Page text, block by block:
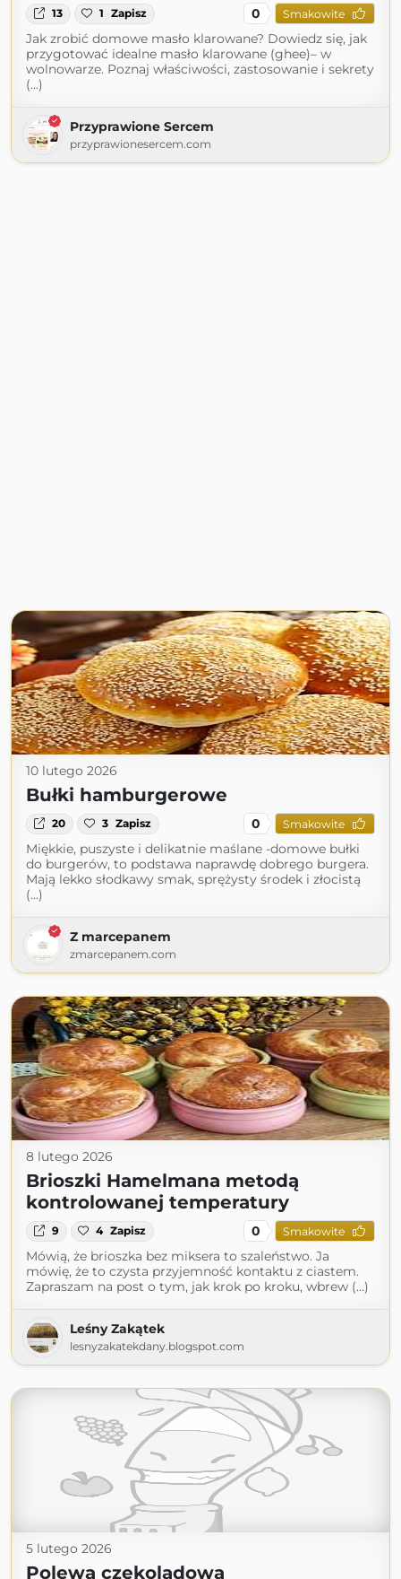
13 1 Zapisz 0 Smakowite
Jak zrobić domowe masło klarowane? Dowiedz się, jak
przygotować idealne masło klarowane (ghee)– w
wolnowarze. Poznaj właściwości, zastosowanie i sekrety
(...)
Przyprawione Sercem
przyprawionesercem.com
10 lutego 2026
Bułki hamburgerowe
20 3 Zapisz 0 Smakowite
Miękkie, puszyste i delikatnie maślane -domowe bułki
do burgerów, to podstawa naprawdę dobrego burgera.
Mają lekko słodkawy smak, sprężysty środek i złocistą
(...)
Z marcepanem
zmarcepanem.com
8 lutego 2026
Brioszki Hamelmana metodą
kontrolowanej temperatury
9 4 Zapisz 0 Smakowite
Mówią, że brioszka bez miksera to szaleństwo. Ja
mówię, że to czysta przyjemność kontaktu z ciastem.
Zapraszam na post o tym, jak krok po kroku, wbrew (...)
Leśny Zakątek
lesnyzakatekdany.blogspot.com
5 lutego 2026
Polewa czekoladowa